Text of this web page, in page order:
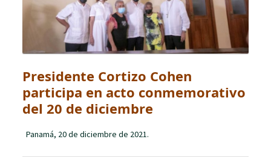
Presidente Cortizo Cohen
participa en acto conmemorativo
del 20 de diciembre
Panamá, 20 de diciembre de 2021.